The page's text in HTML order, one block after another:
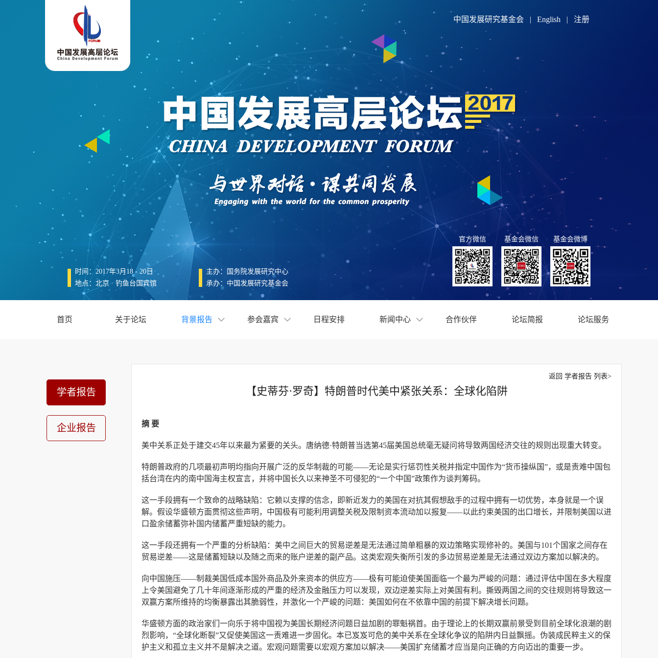
中国发展研究基金会 | English | 注册
时间：2017年3月18 - 20日
地点：北京 · 钓鱼台国宾馆
主办：国务院发展研究中心
承办：中国发展研究基金会
官方微信 基金会微信 基金会微博
首页 关于论坛 背景报告 参会嘉宾 日程安排 新闻中心 合作伙伴 论坛简报 论坛服务
学者报告
企业报告
返回 学者报告 列表>
【史蒂芬·罗奇】特朗普时代美中紧张关系：全球化陷阱
摘 要
美中关系正处于建交45年以来最为紧要的关头。唐纳德·特朗普当选第45届美国总统毫无疑问将导致两国经济交往的规则出现重大转变。
特朗普政府的几项最初声明均指向开展广泛的反华制裁的可能——无论是实行惩罚性关税并指定中国作为“货币操纵国”，或是责难中国包
括台湾在内的南中国海主权宣言，并将中国长久以来神圣不可侵犯的“一个中国”政策作为谈判筹码。
这一手段拥有一个致命的战略缺陷：它赖以支撑的信念，即新近发力的美国在对抗其假想敌手的过程中拥有一切优势，本身就是一个误
解。假设华盛顿方面贯彻这些声明，中国极有可能利用调整关税及限制资本流动加以报复——以此约束美国的出口增长，并限制美国以进
口盈余储蓄弥补国内储蓄严重短缺的能力。
这一手段还拥有一个严重的分析缺陷：美中之间巨大的贸易逆差是无法通过简单粗暴的双边策略实现修补的。美国与101个国家之间存在
贸易逆差——这是储蓄短缺以及随之而来的账户逆差的副产品。这类宏观失衡所引发的多边贸易逆差是无法通过双边方案加以解决的。
向中国施压——制裁美国低成本国外商品及外来资本的供应方——极有可能迫使美国面临一个最为严峻的问题：通过评估中国在多大程度
上令美国避免了几十年间逐渐形成的严重的经济及金融压力可以发现，双边逆差实际上对美国有利。撕毁两国之间的交往规则将导致这一
双赢方案所维持的均衡暴露出其脆弱性，并激化一个严峻的问题：美国如何在不依靠中国的前提下解决增长问题。
华盛顿方面的政治家们一向乐于将中国视为美国长期经济问题日益加剧的罪魁祸首。由于理论上的长期双赢前景受到目前全球化浪潮的剧
烈影响，“全球化断裂”又促使美国这一责难进一步固化。本已岌岌可危的美中关系在全球化争议的陷阱内日益飘摇。伪装成民粹主义的保
护主义和孤立主义并不是解决之道。宏观问题需要以宏观方案加以解决——美国扩充储蓄才应当是向正确的方向迈出的重要一步。